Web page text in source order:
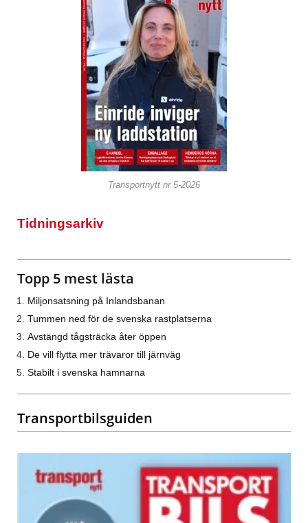
Transportnytt nr 5-2026
Tidningsarkiv
Topp 5 mest lästa
Miljonsatsning på Inlandsbanan
Tummen ned för de svenska rastplatserna
Avstängd tågsträcka åter öppen
De vill flytta mer trävaror till järnväg
Stabilt i svenska hamnarna
Transportbilsguiden